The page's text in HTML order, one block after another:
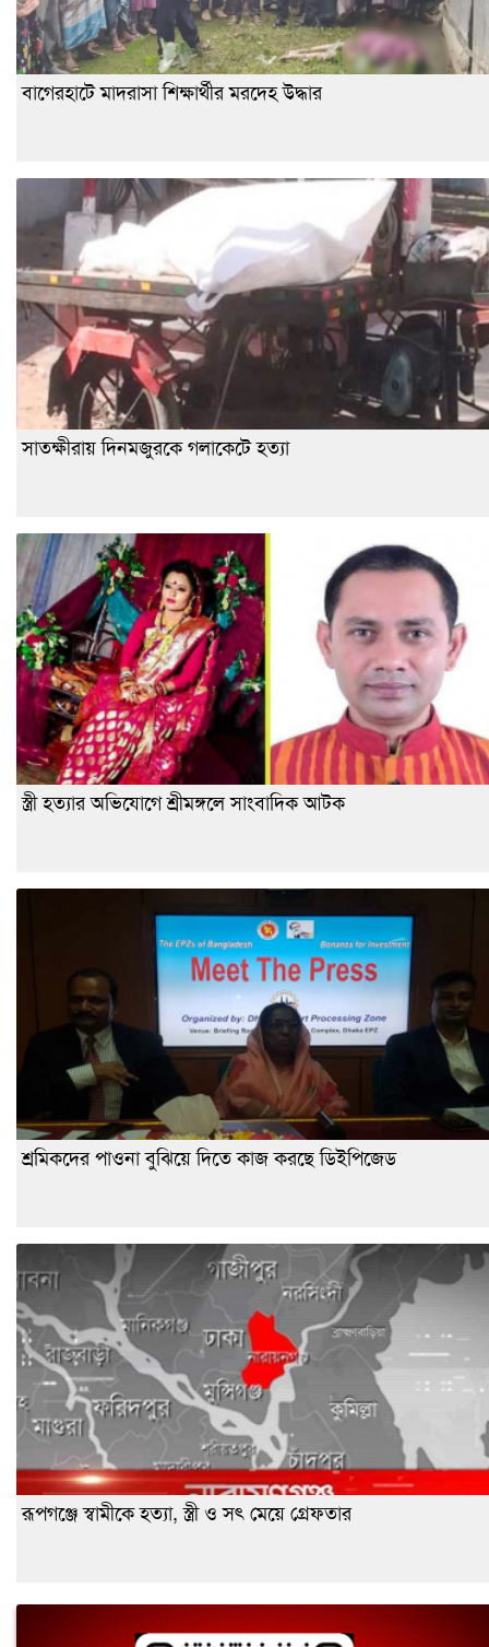
বাগেরহাটে মাদরাসা শিক্ষার্থীর মরদেহ উদ্ধার
সাতক্ষীরায় দিনমজুরকে গলাকেটে হত্যা
স্ত্রী হত্যার অভিযোগে শ্রীমঙ্গলে সাংবাদিক আটক
শ্রমিকদের পাওনা বুঝিয়ে দিতে কাজ করছে ডিইপিজেড
রূপগঞ্জে স্বামীকে হত্যা, স্ত্রী ও সৎ মেয়ে গ্রেফতার